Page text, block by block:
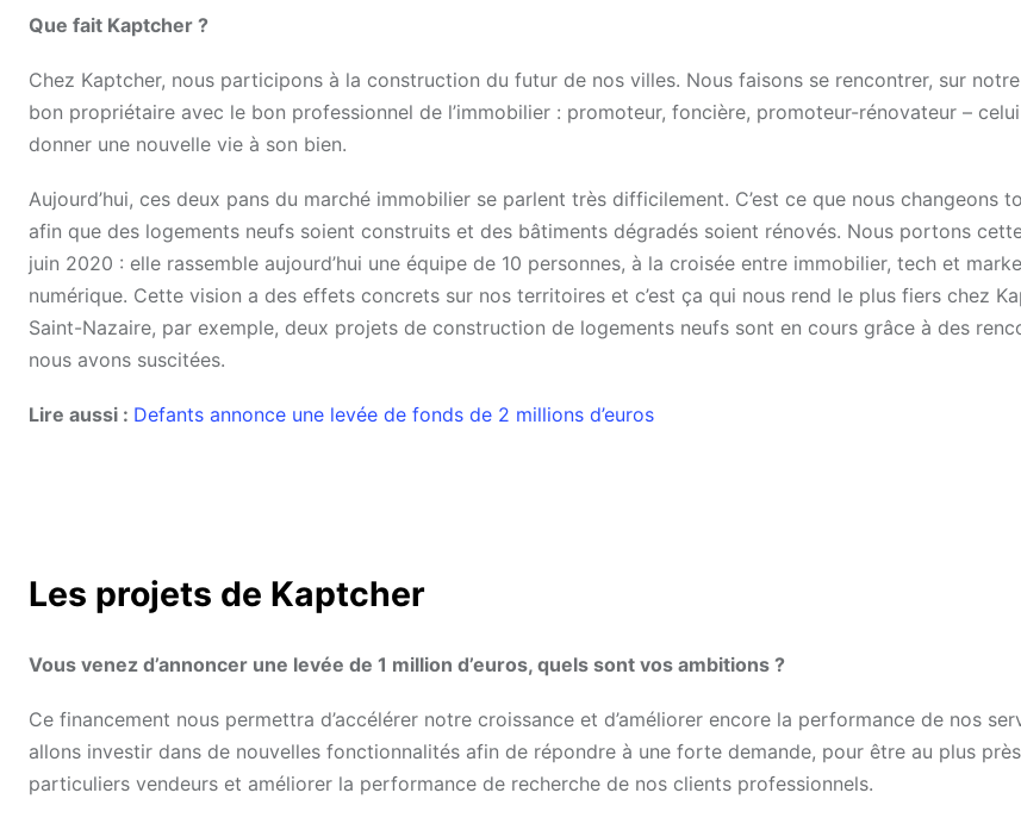
Que fait Kaptcher ?
Chez Kaptcher, nous participons à la construction du futur de nos villes. Nous faisons se rencontrer, sur
bon propriétaire avec le bon professionnel de l’immobilier : promoteur, foncière, promoteur-rénovateur –
donner une nouvelle vie à son bien.
Aujourd’hui, ces deux pans du marché immobilier se parlent très difficilement. C’est ce que nous changeons
afin que des logements neufs soient construits et des bâtiments dégradés soient rénovés. Nous portons
juin 2020 : elle rassemble aujourd’hui une équipe de 10 personnes, à la croisée entre immobilier, tech et
numérique. Cette vision a des effets concrets sur nos territoires et c’est ça qui nous rend le plus fiers chez
Saint-Nazaire, par exemple, deux projets de construction de logements neufs sont en cours grâce à des
nous avons suscitées.
Lire aussi : Defants annonce une levée de fonds de 2 millions d’euros
Les projets de Kaptcher
Vous venez d’annoncer une levée de 1 million d’euros, quels sont vos ambitions ?
Ce financement nous permettra d’accélérer notre croissance et d’améliorer encore la performance de nos
allons investir dans de nouvelles fonctionnalités afin de répondre à une forte demande, pour être au plus
particuliers vendeurs et améliorer la performance de recherche de nos clients professionnels.